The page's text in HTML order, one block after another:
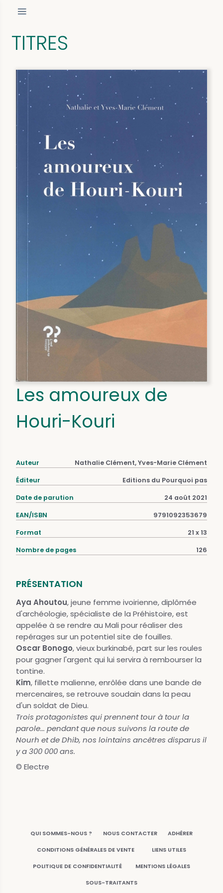
TITRES
Les amoureux de
Houri-Kouri
Auteur Nathalie Clément, Yves-Marie Clément
Éditeur Editions du Pourquoi pas
Date de parution 24 août 2021
EAN/ISBN 9791092353679
Format 21 x 13
Nombre de pages 126
PRÉSENTATION
Aya Ahoutou, jeune femme ivoirienne, diplômée
d'archéologie, spécialiste de la Préhistoire, est
appelée à se rendre au Mali pour réaliser des
repérages sur un potentiel site de fouilles.
Oscar Bonogo, vieux burkinabé, part sur les roules
pour gagner l'argent qui lui servira à rembourser la
tontine.
Kim, fillette malienne, enrôlée dans une bande de
mercenaires, se retrouve soudain dans la peau
d'un soldat de Dieu.
Trois protagonistes qui prennent tour à tour la
parole... pendant que nous suivons la route de
Nourh et de Dhib, nos lointains ancêtres disparus il
y a 300 000 ans.
© Electre
QUI SOMMES-NOUS ? NOUS CONTACTER ADHÉRER
CONDITIONS GÉNÉRALES DE VENTE LIENS UTILES
POLITIQUE DE CONFIDENTIALITÉ MENTIONS LÉGALES
SOUS-TRAITANTS